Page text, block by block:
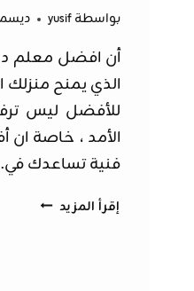
بواسطةyusif ديسمبر
أن افضل معلم
الذي يمنح منزلك
للأفضل ليس
الأمد ، خاصة
فنية تساعدك
إقرأ المزيد افضل